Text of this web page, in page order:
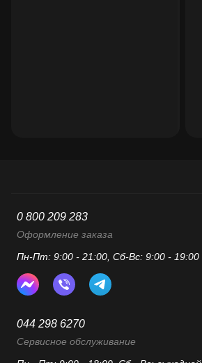
0 800 209 283
Оформление заказа
Пн-Пт: 9:00 - 21:00, Сб-Вс: 9:00 - 19:00
044 298 6270
Сервисное обслуживание